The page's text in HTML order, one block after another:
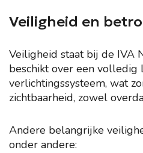
Veiligheid en
Veiligheid staat bij de IVA
beschikt over een volledig
verlichtingssysteem, wat
zichtbaarheid, zowel
Andere belangrijke
onder andere: